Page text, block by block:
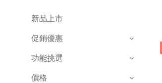
新品上市
促銷優惠
功能挑選
價格